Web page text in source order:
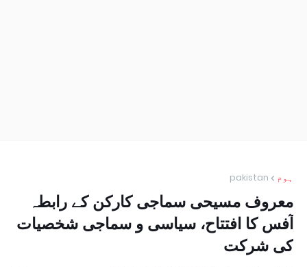
ہوم pakistan
معروف مسیحی سماجی کارکن کے رابطہ
آفس کا افتتاح، سیاسی و سماجی شخصیات
کی شرکت